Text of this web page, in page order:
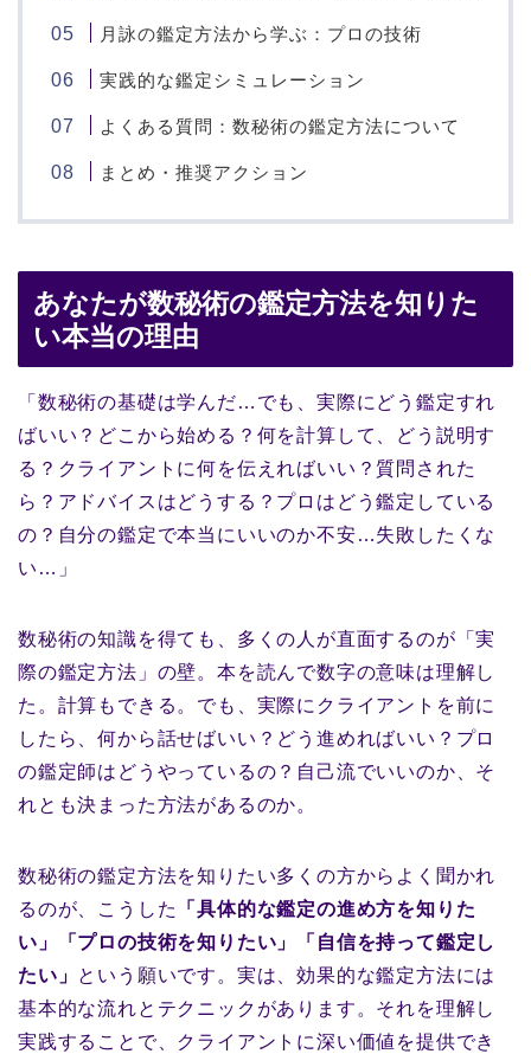
月詠の鑑定方法から学ぶ：プロの技術
実践的な鑑定シミュレーション
よくある質問：数秘術の鑑定方法について
まとめ・推奨アクション
あなたが数秘術の鑑定方法を知りた
い本当の理由
「数秘術の基礎は学んだ…でも、実際にどう鑑定すれ
ばいい？どこから始める？何を計算して、どう説明す
る？クライアントに何を伝えればいい？質問された
ら？アドバイスはどうする？プロはどう鑑定している
の？自分の鑑定で本当にいいのか不安…失敗したくな
い…」
数秘術の知識を得ても、多くの人が直面するのが「実
際の鑑定方法」の壁。本を読んで数字の意味は理解し
た。計算もできる。でも、実際にクライアントを前に
したら、何から話せばいい？どう進めればいい？プロ
の鑑定師はどうやっているの？自己流でいいのか、そ
れとも決まった方法があるのか。
数秘術の鑑定方法を知りたい多くの方からよく聞かれ
るのが、こうした
「具体的な鑑定の進め方を知りた
い」「プロの技術を知りたい」「自信を持って鑑定し
たい」 という願いです。実は、効果的な鑑定方法には
基本的な流れとテクニックがあります。それを理解し
実践することで、クライアントに深い価値を提供でき